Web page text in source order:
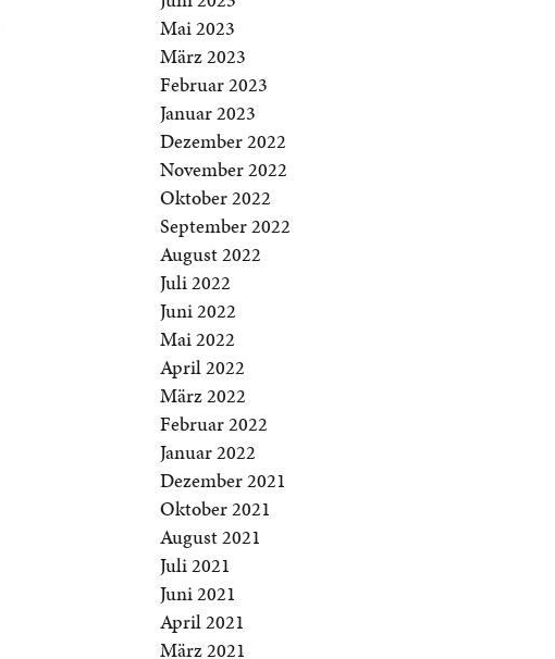
Mai 2023
März 2023
Februar 2023
Januar 2023
Dezember 2022
November 2022
Oktober 2022
September 2022
August 2022
Juli 2022
Juni 2022
Mai 2022
April 2022
März 2022
Februar 2022
Januar 2022
Dezember 2021
Oktober 2021
August 2021
Juli 2021
Juni 2021
April 2021
März 2021